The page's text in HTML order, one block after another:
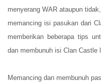
menyerang WAR ataupun
memancing isi pasukan dari
memberikan beberapa tips
dan membunuh isi Clan Castle
Memancing dan membunuh